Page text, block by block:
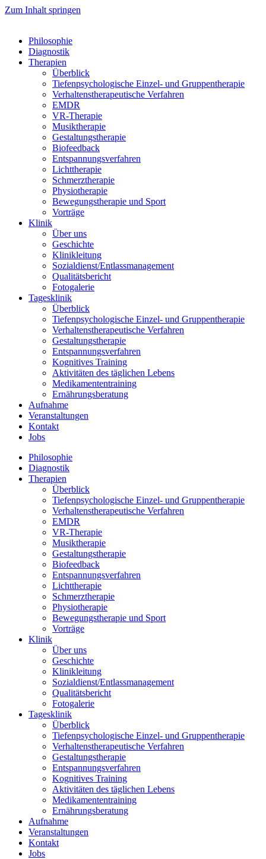
Zum Inhalt springen
Philosophie
Diagnostik
Therapien
Überblick
Tiefenpsychologische Einzel- und Gruppentherapie
Verhaltenstherapeutische Verfahren
EMDR
VR-Therapie
Musiktherapie
Gestaltungstherapie
Biofeedback
Entspannungsverfahren
Lichttherapie
Schmerztherapie
Physiotherapie
Bewegungstherapie und Sport
Vorträge
Klinik
Über uns
Geschichte
Klinikleitung
Sozialdienst/Entlassmanagement
Qualitätsbericht
Fotogalerie
Tagesklinik
Überblick
Tiefenpsychologische Einzel- und Gruppentherapie
Verhaltenstherapeutische Verfahren
Gestaltungstherapie
Entspannungsverfahren
Kognitives Training
Aktivitäten des täglichen Lebens
Medikamententraining
Ernährungsberatung
Aufnahme
Veranstaltungen
Kontakt
Jobs
Philosophie
Diagnostik
Therapien
Überblick
Tiefenpsychologische Einzel- und Gruppentherapie
Verhaltenstherapeutische Verfahren
EMDR
VR-Therapie
Musiktherapie
Gestaltungstherapie
Biofeedback
Entspannungsverfahren
Lichttherapie
Schmerztherapie
Physiotherapie
Bewegungstherapie und Sport
Vorträge
Klinik
Über uns
Geschichte
Klinikleitung
Sozialdienst/Entlassmanagement
Qualitätsbericht
Fotogalerie
Tagesklinik
Überblick
Tiefenpsychologische Einzel- und Gruppentherapie
Verhaltenstherapeutische Verfahren
Gestaltungstherapie
Entspannungsverfahren
Kognitives Training
Aktivitäten des täglichen Lebens
Medikamententraining
Ernährungsberatung
Aufnahme
Veranstaltungen
Kontakt
Jobs